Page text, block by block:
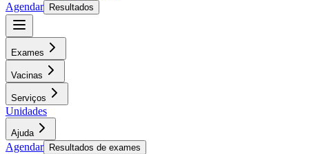
Agendar
Resultados
Exames
Vacinas
Serviços
Unidades
Ajuda
Agendar Resultados de exames